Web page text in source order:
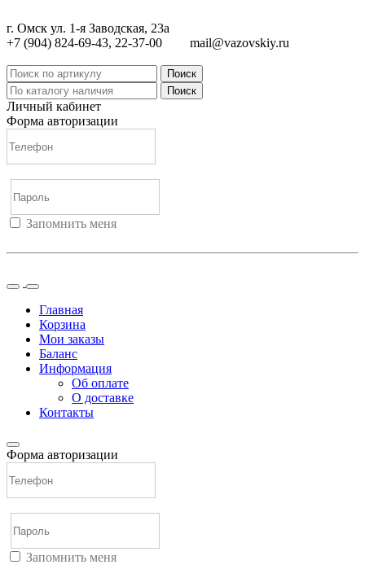
г. Омск ул. 1-я Заводская, 23а
+7 (904) 824-69-43, 22-37-00
mail@vazovskiy.ru
Поиск
Поиск
Личный кабинет
Форма авторизации
Запомнить меня
Главная
Корзина
Мои заказы
Баланс
Информация
Об оплате
О доставке
Контакты
Форма авторизации
Запомнить меня